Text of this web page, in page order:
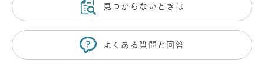
見つからないときは
よくある質問と回答